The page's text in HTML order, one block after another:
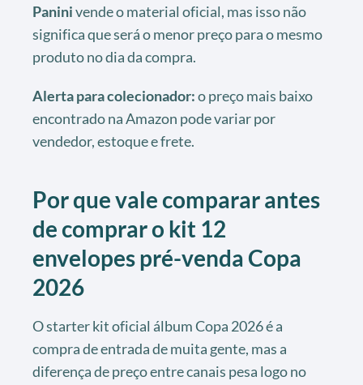
Paninivende o material oficial, mas isso não
significa que será o menor preço para o mesmo
produto no dia da compra.
Alerta para colecionador:o preço mais baixo
encontrado na Amazon pode variar por
vendedor, estoque e frete.
Por que vale comparar antes
de comprar o kit 12
envelopes pré-venda Copa
2026
O starter kit oficial álbum Copa 2026 é a
compra de entrada de muita gente, mas a
diferença de preço entre canais pesa logo no